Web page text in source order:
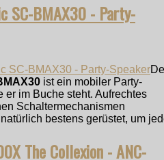
SC-BMAX30 - Party-
ist ein mobiler Party-
er im Buche steht. Aufrechtes
Schaltermechanismen
bestens gerüstet, um
The Collexion - ANC-